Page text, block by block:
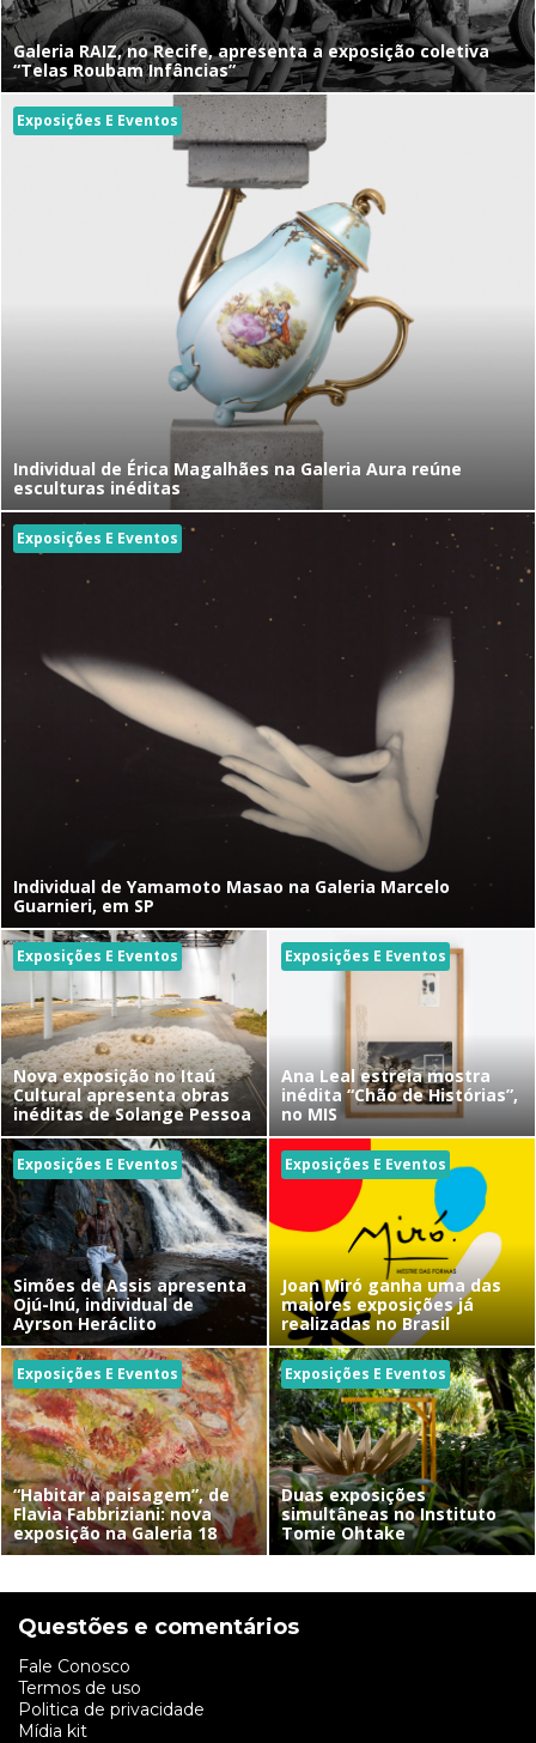
Galeria RAIZ, no Recife, apresenta a exposição coletiva
“Telas Roubam Infâncias”
Exposições E Eventos
Individual de Érica Magalhães na Galeria Aura reúne
esculturas inéditas
Exposições E Eventos
Individual de Yamamoto Masao na Galeria Marcelo
Guarnieri, em SP
Exposições E Eventos
Nova exposição no Itaú
Cultural apresenta obras
inéditas de Solange Pessoa
Exposições E Eventos
Ana Leal estreia mostra
inédita “Chão de Histórias”,
no MIS
Exposições E Eventos
Simões de Assis apresenta
Ojú-Inú, individual de
Ayrson Heráclito
Exposições E Eventos
Joan Miró ganha uma das
maiores exposições já
realizadas no Brasil
Exposições E Eventos
“Habitar a paisagem”, de
Flavia Fabbriziani: nova
exposição na Galeria 18
Exposições E Eventos
Duas exposições
simultâneas no Instituto
Tomie Ohtake
Questões e comentários
Fale Conosco
Termos de uso
Politica de privacidade
Mídia kit